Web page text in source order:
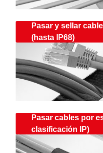
Pasar y sellar
(hasta IP68)
Pasar cables por
clasificación IP)